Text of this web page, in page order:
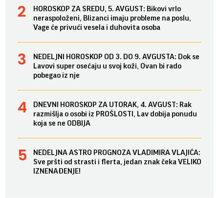
HOROSKOP ZA SREDU, 5. AVGUST: Bikovi vrlo
neraspoloženi, Blizanci imaju probleme na poslu,
Vage će privući vesela i duhovita osoba
NEDELJNI HOROSKOP OD 3. DO 9. AVGUSTA: Dok se
Lavovi super osećaju u svoj koži, Ovan bi rado
pobegao iz nje
DNEVNI HOROSKOP ZA UTORAK, 4. AVGUST: Rak
razmišlja o osobi iz PROŠLOSTI, Lav dobija ponudu
koja se ne ODBIJA
NEDELJNA ASTRO PROGNOZA VLADIMIRA VLAJIĆA:
Sve pršti od strasti i flerta, jedan znak čeka VELIKO
IZNENAĐENJE!